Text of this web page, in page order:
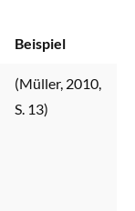
Beispiel
(Müller, 2010,
S. 13)